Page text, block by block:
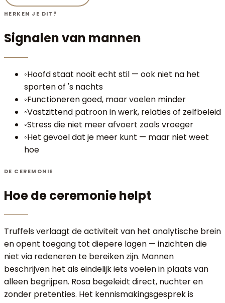
HERKEN JE DIT?
Signalen van mannen
◦Hoofd staat nooit echt stil — ook niet na het
sporten of 's nachts
◦Functioneren goed, maar voelen minder
◦Vastzittend patroon in werk, relaties of zelfbeleid
◦Stress die niet meer afvoert zoals vroeger
◦Het gevoel dat je meer kunt — maar niet weet
hoe
DE CEREMONIE
Hoe de ceremoniehelpt
Truffels verlaagt de activiteit van het analytische brein
en opent toegang tot diepere lagen — inzichten die
niet via redeneren te bereiken zijn. Mannen
beschrijven het als eindelijk iets voelen in plaats van
alleen begrijpen. Rosa begeleidt direct, nuchter en
zonder pretenties. Het kennismakingsgesprek is